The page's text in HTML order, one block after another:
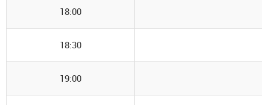
18:00
18:30
19:00